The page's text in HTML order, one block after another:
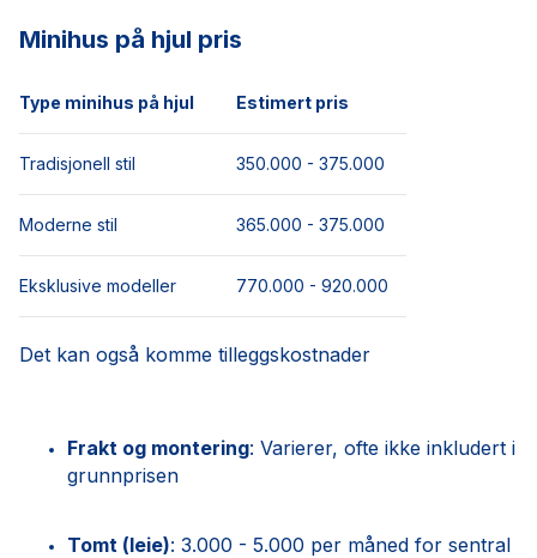
Minihus på hjul pris
Type minihus på hjul Estimert pris
Tradisjonell stil 350.000 - 375.000
Moderne stil 365.000 - 375.000
Eksklusive modeller 770.000 - 920.000
Det kan også komme tilleggskostnader
Frakt og montering: Varierer, ofte ikke inkludert i
grunnprisen
Tomt (leie): 3.000 - 5.000 per måned for sentral